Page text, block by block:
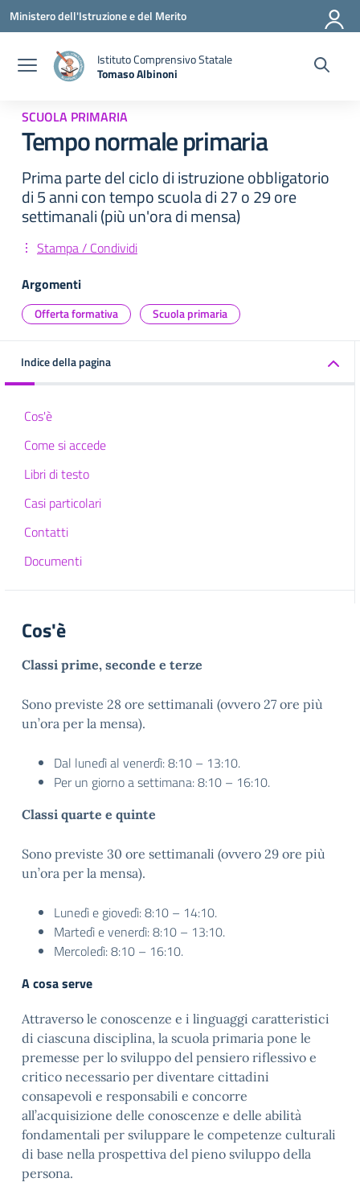
Vai ai contenuti
Vai al menu di navigazione
Vai al footer
Ministero dell'Istruzione e del Merito
Istituto Comprensivo Statale
Tomaso Albinoni
SCUOLA PRIMARIA
Tempo normale primaria
Prima parte del ciclo di istruzione obbligatorio
di 5 anni con tempo scuola di 27 o 29 ore
settimanali (più un'ora di mensa)
Stampa / Condividi
Argomenti
Offerta formativa Scuola primaria
Indice della pagina
Cos'è
Come si accede
Libri di testo
Casi particolari
Contatti
Documenti
Cos'è
Classi prime, seconde e terze
Sono previste 28 ore settimanali (ovvero 27 ore più
un’ora per la mensa).
Dal lunedì al venerdì: 8:10 – 13:10.
Per un giorno a settimana: 8:10 – 16:10.
Classi quarte e quinte
Sono previste 30 ore settimanali (ovvero 29 ore più
un’ora per la mensa).
Lunedì e giovedì: 8:10 – 14:10.
Martedì e venerdì: 8:10 – 13:10.
Mercoledì: 8:10 – 16:10.
A cosa serve
Attraverso le conoscenze e i linguaggi caratteristici
di ciascuna disciplina, la scuola primaria pone le
premesse per lo sviluppo del pensiero riflessivo e
critico necessario per diventare cittadini
consapevoli e responsabili e concorre
all’acquisizione delle conoscenze e delle abilità
fondamentali per sviluppare le competenze culturali
di base nella prospettiva del pieno sviluppo della
persona.